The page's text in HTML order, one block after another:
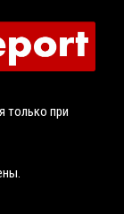
только при